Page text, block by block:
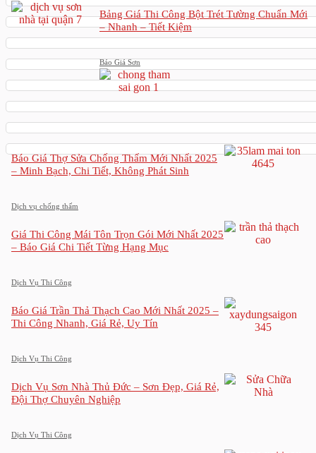
Bảng Giá Thi Công Bột Trét Tường Chuẩn Mới
– Nhanh – Tiết Kiệm
Báo Giá Sơn
Báo Giá Thợ Sửa Chống Thấm Mới Nhất 2025
– Minh Bạch, Chi Tiết, Không Phát Sinh
Dịch vụ chống thấm
Giá Thi Công Mái Tôn Trọn Gói Mới Nhất 2025
– Báo Giá Chi Tiết Từng Hạng Mục
Dịch Vụ Thi Công
Báo Giá Trần Thả Thạch Cao Mới Nhất 2025 –
Thi Công Nhanh, Giá Rẻ, Uy Tín
Dịch Vụ Thi Công
Dịch Vụ Sơn Nhà Thủ Đức – Sơn Đẹp, Giá Rẻ,
Đội Thợ Chuyên Nghiệp
Dịch Vụ Thi Công